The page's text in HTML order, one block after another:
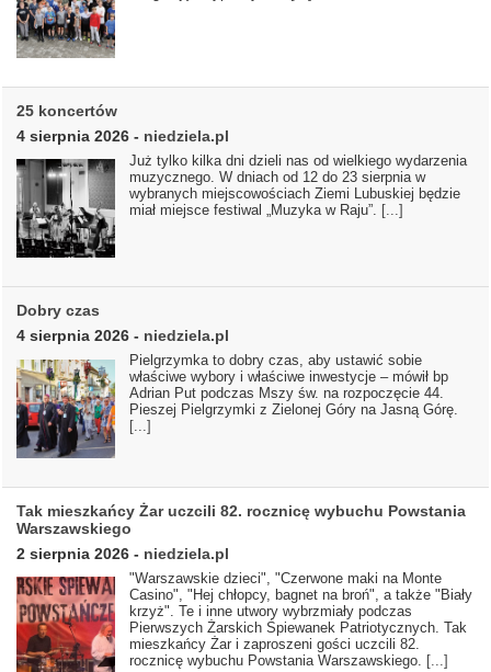
25 koncertów
4 sierpnia 2026 - niedziela.pl
Już tylko kilka dni dzieli nas od wielkiego wydarzenia
muzycznego. W dniach od 12 do 23 sierpnia w
wybranych miejscowościach Ziemi Lubuskiej będzie
miał miejsce festiwal „Muzyka w Raju”. [...]
Dobry czas
4 sierpnia 2026 - niedziela.pl
Pielgrzymka to dobry czas, aby ustawić sobie
właściwe wybory i właściwe inwestycje – mówił bp
Adrian Put podczas Mszy św. na rozpoczęcie 44.
Pieszej Pielgrzymki z Zielonej Góry na Jasną Górę.
[...]
Tak mieszkańcy Żar uczcili 82. rocznicę wybuchu Powstania
Warszawskiego
2 sierpnia 2026 - niedziela.pl
"Warszawskie dzieci", "Czerwone maki na Monte
Casino", "Hej chłopcy, bagnet na broń", a także "Biały
krzyż". Te i inne utwory wybrzmiały podczas
Pierwszych Żarskich Śpiewanek Patriotycznych. Tak
mieszkańcy Żar i zaproszeni gości uczcili 82.
rocznicę wybuchu Powstania Warszawskiego. [...]